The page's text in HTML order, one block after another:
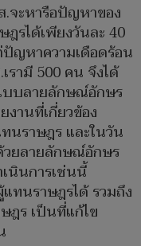
จะหารือปัญหาของ
รได้เพียงวันละ 40
ปัญหาความเดือดร้อน
ามี 500 คน จึงได้
บบลายลักษณ์อักษร
านที่เกี่ยวข้อง
นราษฎร และในวัน
วยลายลักษณ์อักษร
นินการเช่นนี้
ทนราษฎรได้ รวมถึง
ฎร เป็นที่แก้ไข